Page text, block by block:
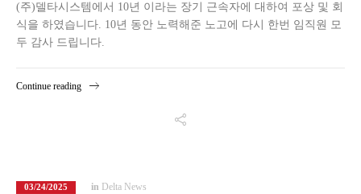
(주)델타시스템에서 10년 이라는 장기 근속자에 대하여 포상 및 회
식을 하였습니다. 10년 동안 노력해준 노고에 다시 한번 임직원 모
두 감사 드립니다.
Continue reading
03/24/2025 in Delta News